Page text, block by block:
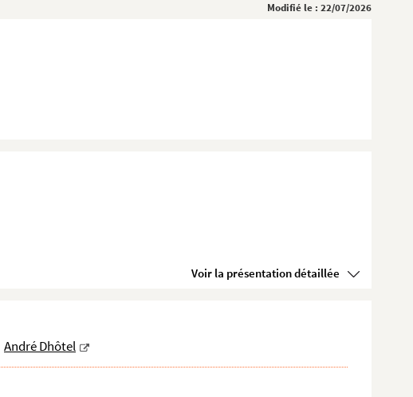
Modifié le : 22/07/2026
Voir la présentation détaillée
André Dhôtel